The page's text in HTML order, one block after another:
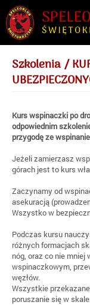
Szkolenia /
Kurs wspinaczki po
odpowiednim
przygodę ze
Jeżeli zamierzasz
górach jest to kurs
Zaczynamy od
asekuracją
Wszystko w
Podczas kursu
różnych formacjach
nóg, oraz co nie mniej
wspinaczkowym,
węzłów.
Wszystkie
poruszanie się w